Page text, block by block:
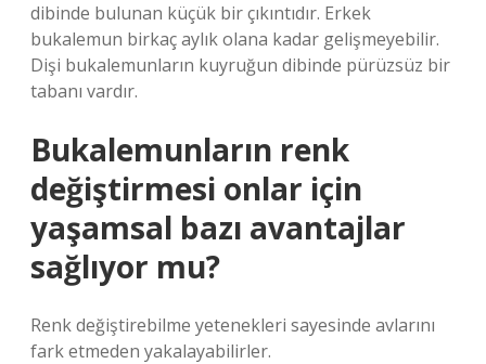
dibinde bulunan küçük bir çıkıntıdır. Erkek
bukalemun birkaç aylık olana kadar gelişmeyebilir.
Dişi bukalemunların kuyruğun dibinde pürüzsüz bir
tabanı vardır.
Bukalemunların renk
değiştirmesi onlar için
yaşamsal bazı avantajlar
sağlıyor mu?
Renk değiştirebilme yetenekleri sayesinde avlarını
fark etmeden yakalayabilirler.